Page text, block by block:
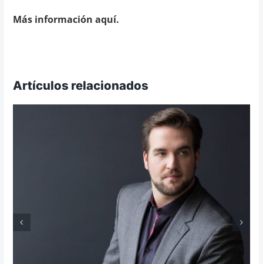
Más información aquí.
Artículos relacionados